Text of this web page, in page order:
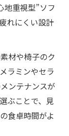
地重視型”ソフ
れにくい設計
材や椅子のク
ラミンやセラ
ンテナンスが
ぶことで、見
食卓時間がよ